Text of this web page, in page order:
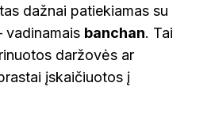
dažnai patiekiamas su
vadinamais banchan. Tai
daržovės ar
įskaičiuotos į